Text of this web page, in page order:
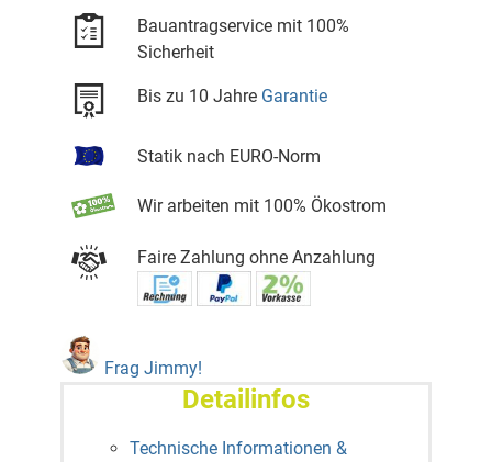
Bauantragservice mit 100%
Sicherheit
Bis zu 10 Jahre Garantie
Statik nach EURO-Norm
Wir arbeiten mit 100% Ökostrom
Faire Zahlung ohne Anzahlung
Frag Jimmy!
Detailinfos
Technische Informationen &